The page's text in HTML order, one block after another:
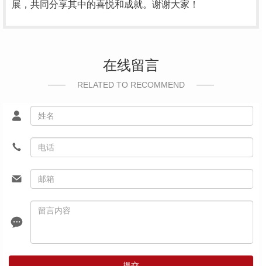
展，共同分享其中的喜悦和成就。谢谢大家！
在线留言
RELATED TO RECOMMEND